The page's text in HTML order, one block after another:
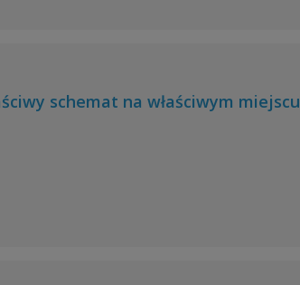
schemat na właściwym miejscu